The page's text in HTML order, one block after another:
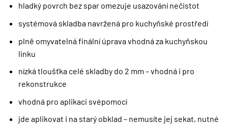
hladký povrch bez spar omezuje usazování nečistot
systémová skladba navržená pro kuchyňské prostředí
plně omyvatelná finální úprava vhodná za kuchyňskou
linku
nízká tloušťka celé skladby do 2 mm – vhodná i pro
rekonstrukce
vhodná pro aplikaci svépomocí
jde aplikovat i na starý obklad – nemusíte jej sekat, nutné